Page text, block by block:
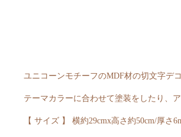
ユニコーンモチーフのMDF材の切文字デ
テーマカラーに合わせて塗装をしたり、
【 サイズ 】 横約29cmx高さ約50cm/厚さ